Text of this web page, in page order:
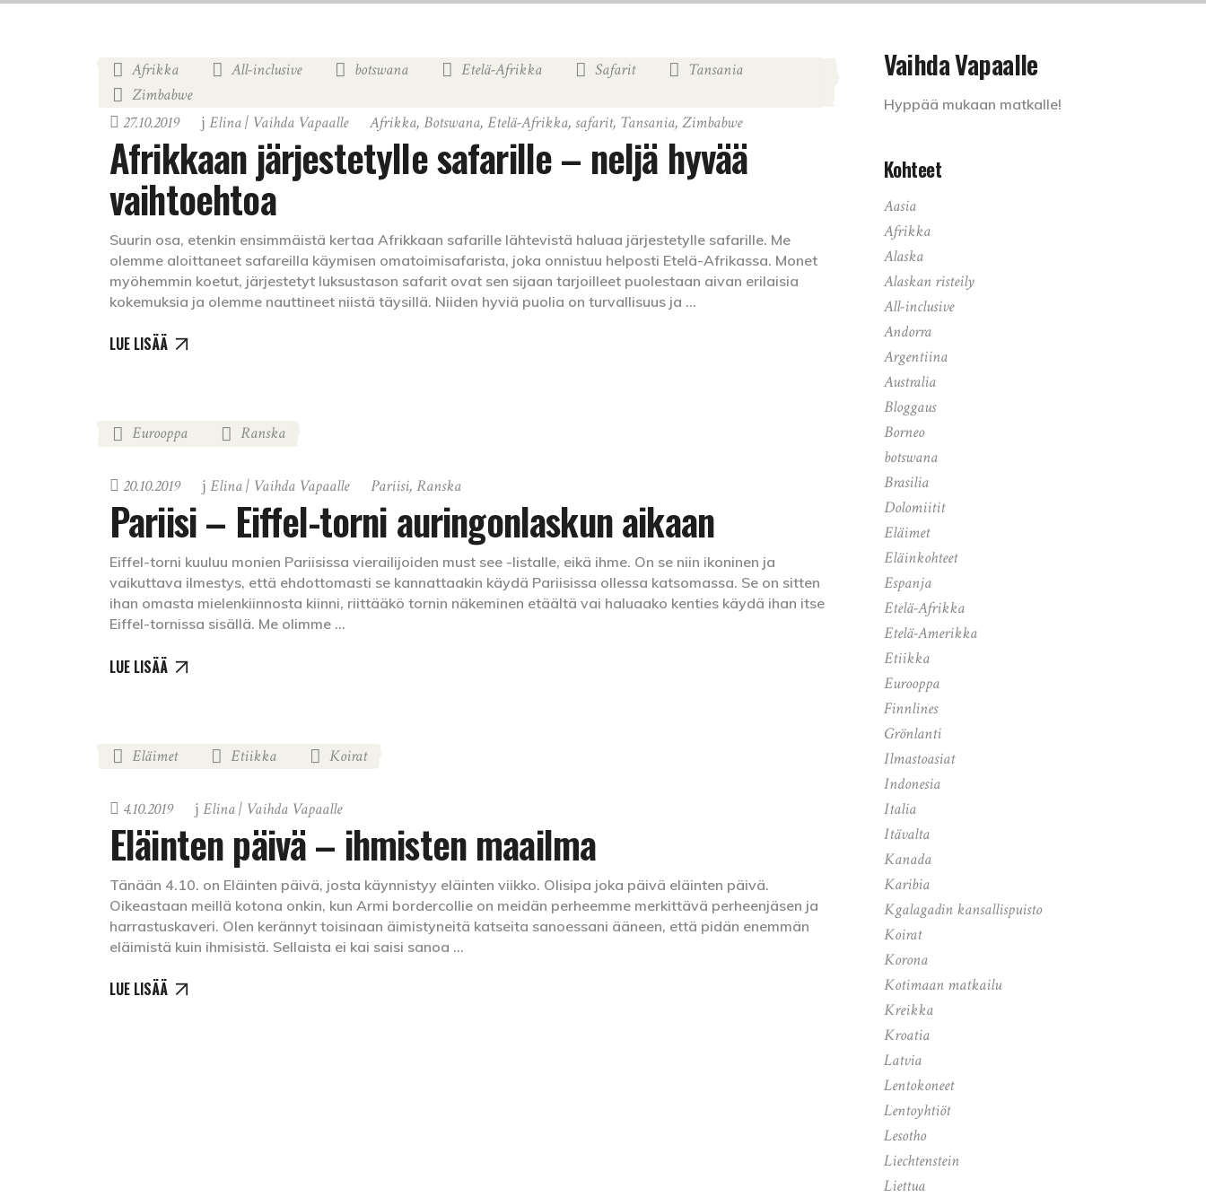
Afrikka All-inclusive botswana Etelä-Afrikka Safarit Tansania
Zimbabwe
27.10.2019
Elina | Vaihda Vapaalle Afrikka, Botswana, Etelä-Afrikka, safarit, Tansania, Zimbabwe
Afrikkaan järjestetylle safarille – neljä hyvää
vaihtoehtoa
Suurin osa, etenkin ensimmäistä kertaa Afrikkaan safarille lähtevistä haluaa järjestetylle safarille. Me
olemme aloittaneet safareilla käymisen omatoimisafarista, joka onnistuu helposti Etelä-Afrikassa. Monet
myöhemmin koetut, järjestetyt luksustason safarit ovat sen sijaan tarjoilleet puolestaan aivan erilaisia
kokemuksia ja olemme nauttineet niistä täysillä. Niiden hyviä puolia on turvallisuus ja
LUE LISÄÄ
Eurooppa Ranska
20.10.2019 Elina | Vaihda Vapaalle Pariisi, Ranska
Pariisi – Eiffel-torni auringonlaskun aikaan
Eiffel-torni kuuluu monien Pariisissa vierailijoiden must see -listalle, eikä ihme. On se niin ikoninen ja
vaikuttava ilmestys, että ehdottomasti se kannattaakin käydä Pariisissa ollessa katsomassa. Se on sitten
ihan omasta mielenkiinnosta kiinni, riittääkö tornin näkeminen etäältä vai haluaako kenties käydä ihan itse
Eiffel-tornissa sisällä. Me olimme
LUE LISÄÄ
Eläimet Etiikka Koirat
4.10.2019 Elina | Vaihda Vapaalle
Eläinten päivä – ihmisten maailma
Tänään 4.10. on Eläinten päivä, josta käynnistyy eläinten viikko. Olisipa joka päivä eläinten päivä.
Oikeastaan meillä kotona onkin, kun Armi bordercollie on meidän perheemme merkittävä perheenjäsen ja
harrastuskaveri. Olen kerännyt toisinaan äimistyneitä katseita sanoessani ääneen, että pidän enemmän
eläimistä kuin ihmisistä. Sellaista ei kai saisi sanoa
LUE LISÄÄ
Vaihda Vapaalle
Hyppää mukaan matkalle!
Kohteet
Aasia
Afrikka
Alaska
Alaskan risteily
All-inclusive
Andorra
Argentiina
Australia
Bloggaus
Borneo
botswana
Brasilia
Dolomiitit
Eläimet
Eläinkohteet
Espanja
Etelä-Afrikka
Etelä-Amerikka
Etiikka
Eurooppa
Finnlines
Grönlanti
Ilmastoasiat
Indonesia
Italia
Itävalta
Kanada
Karibia
Kgalagadin kansallispuisto
Koirat
Korona
Kotimaan matkailu
Kreikka
Kroatia
Latvia
Lentokoneet
Lentoyhtiöt
Lesotho
Liechtenstein
Liettua